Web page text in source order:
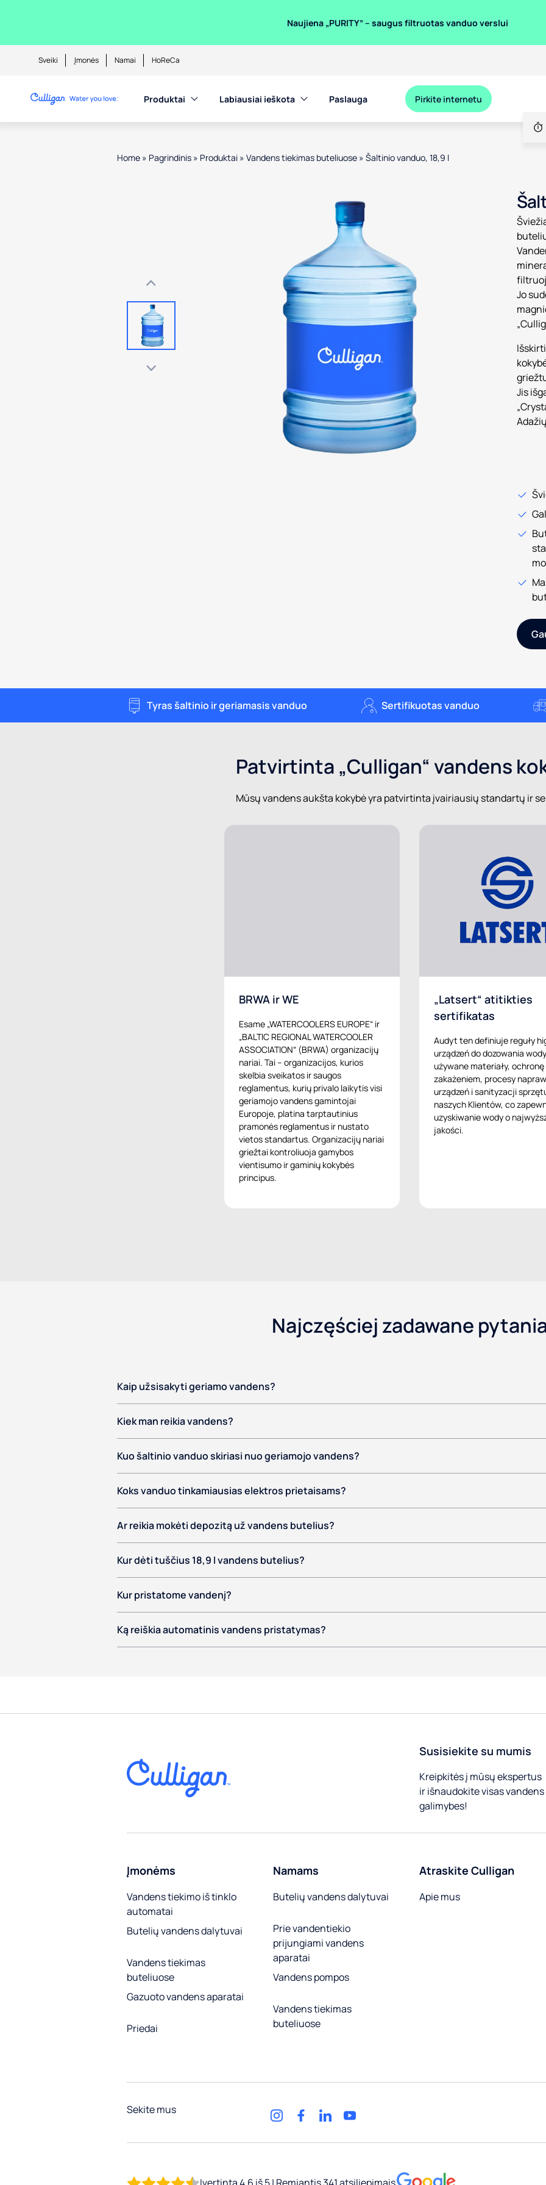
Naujiena „PURITY” – saugus filtruotas vanduo verslui
Sveiki Įmonės Namai HoReCa
Produktai Labiausiai ieškota Paslauga Pirkite internetu
Home » Pagrindinis » Produktai » Vandens tiekimas buteliuose » Šaltinio vanduo, 18,9 l
Use arrow keys to navigate between product images, or tab to the next interactive element
Jo
Jis
Tyras šaltinio ir geriamasis vanduo Sertifikuotas vanduo
Patvirtinta „Culligan“ vandens
Mūsų vandens aukšta kokybė yra patvirtinta įvairiausių standartų ir
BRWA ir WE
Esame „WATERCOOLERS EUROPE“ ir
„BALTIC REGIONAL WATERCOOLER
ASSOCIATION“ (BRWA) organizacijų
nariai. Tai – organizacijos, kurios
skelbia sveikatos ir saugos
reglamentus, kurių privalo laikytis visi
geriamojo vandens gamintojai
Europoje, platina tarptautinius
pramonės reglamentus ir nustato
vietos standartus. Organizacijų nariai
griežtai kontroliuoja gamybos
vientisumo ir gaminių kokybės
principus.
„Latsert“ atitikties
sertifikatas
Audyt ten definiuje reguły
urządzeń do dozowania
używane materiały, ochronę
zakażeniem, procesy napraw
urządzeń i sanityzacji
naszych Klientów, co
uzyskiwanie wody o
jakości.
Najczęściej zadawane
Kaip užsisakyti geriamo vandens?
Kiek man reikia vandens?
Kuo šaltinio vanduo skiriasi nuo geriamojo vandens?
Koks vanduo tinkamiausias elektros prietaisams?
Ar reikia mokėti depozitą už vandens butelius?
Kur dėti tuščius 18,9 l vandens butelius?
Kur pristatome vandenį?
Ką reiškia automatinis vandens pristatymas?
Susisiekite su mumis
Kreipkitės į mūsų ekspertus
ir išnaudokite visas vandens
galimybes!
Įmonėms
Vandens tiekimo iš tinklo
automatai
Butelių vandens dalytuvai
Vandens tiekimas
buteliuose
Gazuoto vandens aparatai
Priedai
Namams
Butelių vandens dalytuvai
Prie vandentiekio
prijungiami vandens
aparatai
Vandens pompos
Vandens tiekimas
buteliuose
Atraskite Culligan
Apie mus
Sekite mus